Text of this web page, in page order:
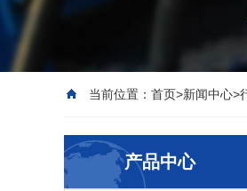
当前位置： 首页>新闻中心>
产品中心